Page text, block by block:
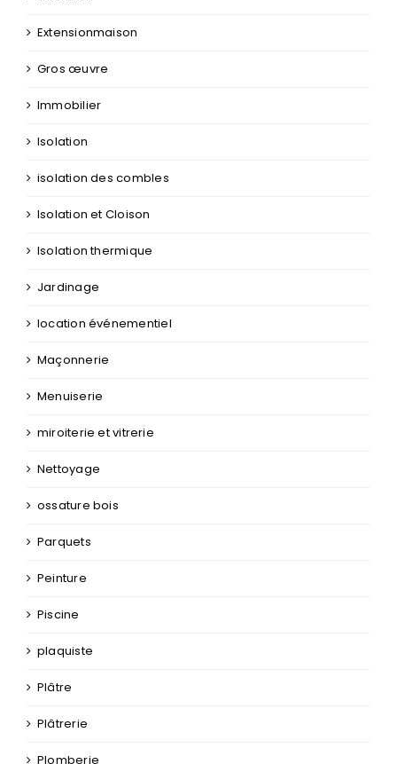
Escalier
Extension
Extensionmaison
Gros œuvre
Immobilier
Isolation
isolation des combles
Isolation et Cloison
Isolation thermique
Jardinage
location événementiel
Maçonnerie
Menuiserie
miroiterie et vitrerie
Nettoyage
ossature bois
Parquets
Peinture
Piscine
plaquiste
Plâtre